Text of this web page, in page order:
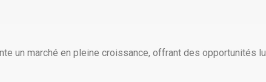
un marché en pleine croissance, offrant des